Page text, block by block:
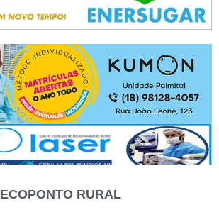
ECOPONTO RURAL